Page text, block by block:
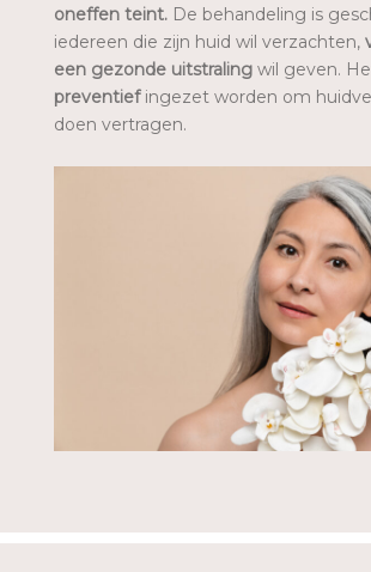
oneffen teint.De behandeling is
iedereen die zijn huid wil verzachten,
een gezonde uitstralingwil geven.
preventiefingezet worden om
doen vertragen.